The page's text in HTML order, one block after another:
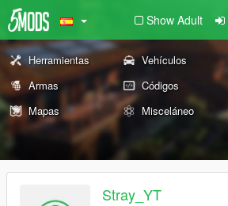
Show Adult
Herramientas Vehículos
Armas
Códigos
Mapas
Misceláneo
Stray_YT